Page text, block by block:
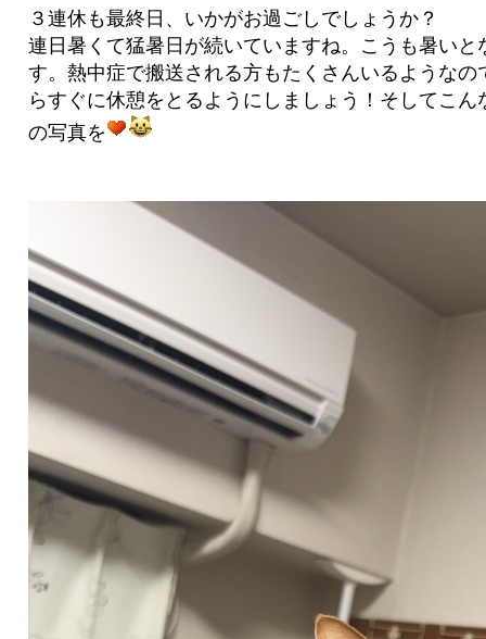
３連休も最終日、いかがお過ごしでしょうか？
連日暑くて猛暑日が続いていますね。こうも暑い
す。熱中症で搬送される方もたくさんいるような
らすぐに休憩をとるようにしましょう！そしてこ
の写真を